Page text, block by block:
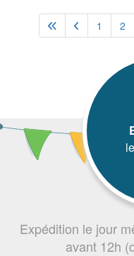
1 2
Expédition le jour
avant 12h